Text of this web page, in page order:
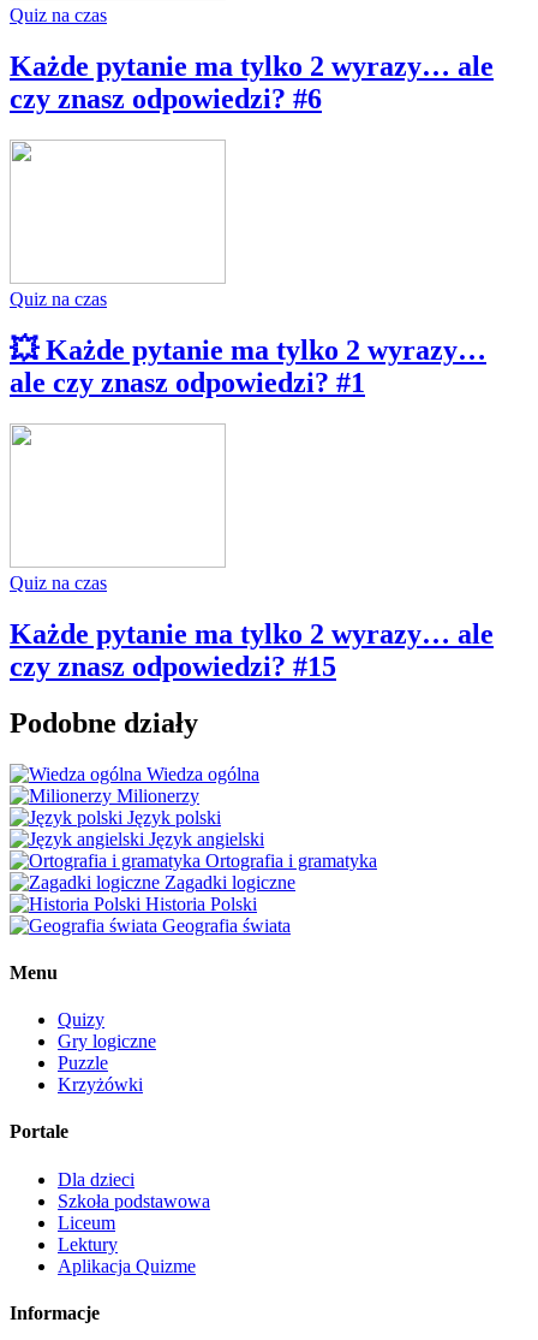
Quiz na czas
Każde pytanie ma tylko 2 wyrazy… ale
czy znasz odpowiedzi? #6
Quiz na czas
💥 Każde pytanie ma tylko 2 wyrazy…
ale czy znasz odpowiedzi? #1
Quiz na czas
Każde pytanie ma tylko 2 wyrazy… ale
czy znasz odpowiedzi? #15
Podobne działy
Wiedza ogólna
Milionerzy
Język polski
Język angielski
Ortografia i gramatyka
Zagadki logiczne
Historia Polski
Geografia świata
Menu
Quizy
Gry logiczne
Puzzle
Krzyżówki
Portale
Dla dzieci
Szkoła podstawowa
Liceum
Lektury
Aplikacja Quizme
Informacje